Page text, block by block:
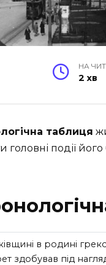
НА
2 хв
таблиця
події його
в родині
здобував під